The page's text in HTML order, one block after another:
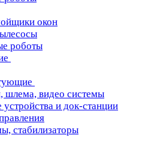
окон
роботы
шлема, видео системы
и док-станции
стабилизаторы